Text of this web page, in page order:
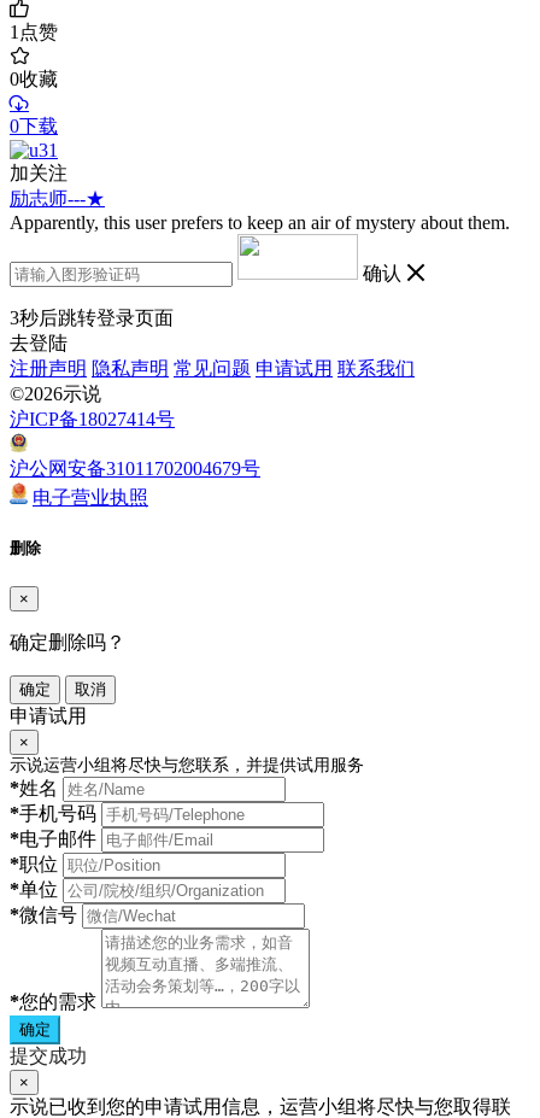
1点赞
0收藏
0下载
加关注
励志师---★
Apparently, this user prefers to keep an air of mystery about them.
确认
3秒后跳转登录页面
去登陆
注册声明 隐私声明 常见问题 申请试用 联系我们
©2026示说
沪ICP备18027414号
沪公网安备31011702004679号
电子营业执照
删除
×
确定删除吗？
确定 取消
申请试用
×
示说运营小组将尽快与您联系，并提供试用服务
*姓名
*手机号码
*电子邮件
*职位
*单位
*微信号
*您的需求
确定
提交成功
×
示说已收到您的申请试用信息，运营小组将尽快与您取得联